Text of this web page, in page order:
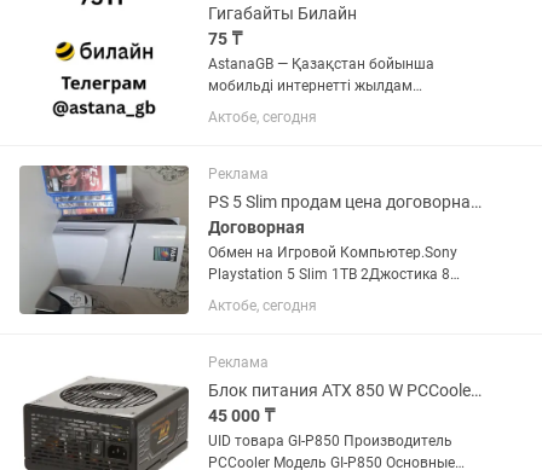
Гигабайты Билайн
75 ₸
AstanaGB — Қазақстан бойынша
мобильді интернетті жылдам
толықтыру. 1 ГБ-ты 150 теңгеге сатып
алсаңыз, тағы 1 ГБ сыйлыққа аласыз.
Актобе, сегодня
Реклама
PS 5 Slim продам цена договорная.
Договорная
Обмен на Игровой Компьютер.Sony
Playstation 5 Slim 1TB 2Джостика 8
Игр:Юфс5,Фифа24,Мортал
комбат1,Гта5,Рдр2,Год оф вар,Зе ласт
Актобе, сегодня
Реклама
Блок питания ATX 850 W PCCooler GI-P850
45 000 ₸
UID товара GI-P850 Производитель
PCCooler Модель GI-P850 Основные